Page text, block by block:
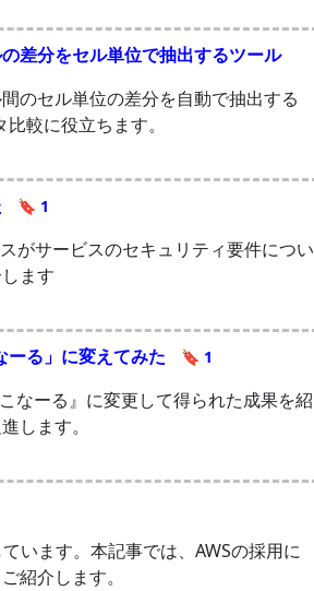
差分をセル単位で抽出するツール
のセル単位の差分を自動で抽出する
較に役立ちます。
🔖 1
がサービスのセキュリティ要件につい
ます
ーる」に変えてみた 🔖 1
なーる』に変更して得られた成果を紹
します。
います。本記事では、AWSの採用に
紹介します。